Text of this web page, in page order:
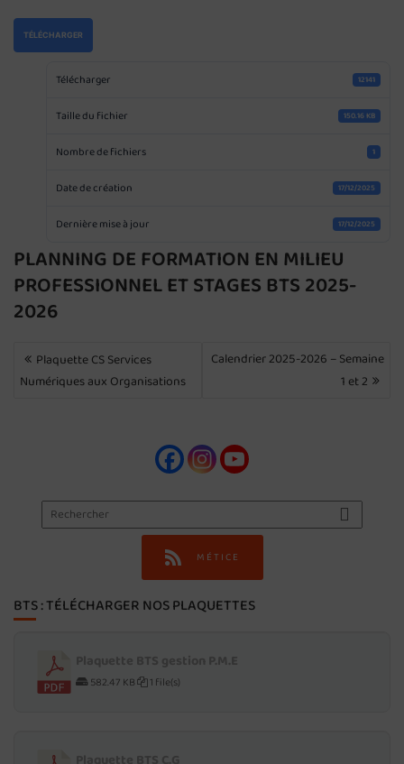
TÉLÉCHARGER
Télécharger 12141
Taille du fichier 150.16 KB
Nombre de fichiers 1
Date de création 17/12/2025
Dernière mise à jour 17/12/2025
PLANNING DE FORMATION EN MILIEU
PROFESSIONNEL ET STAGES BTS 2025-
2026
NAVIGATION
DE
L’ARTICLE
Plaquette CS Services
Numériques aux Organisations
Calendrier 2025-2026 – Semaine
1 et 2
MÉTICE
BTS : TÉLÉCHARGER NOS PLAQUETTES
582.47 KB 1 file(s)